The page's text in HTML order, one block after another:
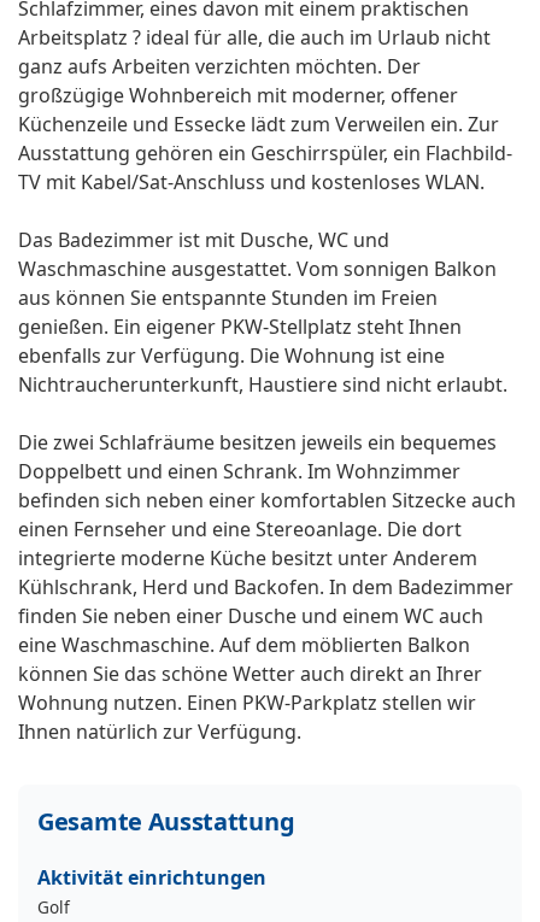
Schlafzimmer, eines davon mit einem praktischen
Arbeitsplatz ? ideal für alle, die auch im Urlaub nicht
ganz aufs Arbeiten verzichten möchten. Der
großzügige Wohnbereich mit moderner, offener
Küchenzeile und Essecke lädt zum Verweilen ein. Zur
Ausstattung gehören ein Geschirrspüler, ein Flachbild-
TV mit Kabel/Sat-Anschluss und kostenloses WLAN.
Das Badezimmer ist mit Dusche, WC und
Waschmaschine ausgestattet. Vom sonnigen Balkon
aus können Sie entspannte Stunden im Freien
genießen. Ein eigener PKW-Stellplatz steht Ihnen
ebenfalls zur Verfügung. Die Wohnung ist eine
Nichtraucherunterkunft, Haustiere sind nicht erlaubt.
Die zwei Schlafräume besitzen jeweils ein bequemes
Doppelbett und einen Schrank. Im Wohnzimmer
befinden sich neben einer komfortablen Sitzecke auch
einen Fernseher und eine Stereoanlage. Die dort
integrierte moderne Küche besitzt unter Anderem
Kühlschrank, Herd und Backofen. In dem Badezimmer
finden Sie neben einer Dusche und einem WC auch
eine Waschmaschine. Auf dem möblierten Balkon
können Sie das schöne Wetter auch direkt an Ihrer
Wohnung nutzen. Einen PKW-Parkplatz stellen wir
Ihnen natürlich zur Verfügung.
Gesamte Ausstattung
Aktivität einrichtungen
Golf